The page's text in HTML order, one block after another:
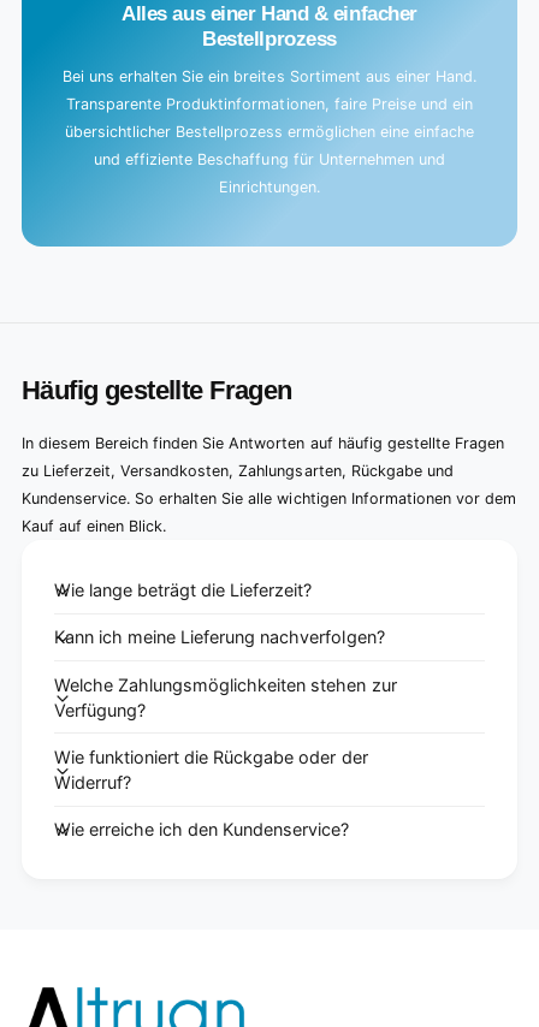
Alles aus einer Hand & einfacher
Bestellprozess
Bei uns erhalten Sie ein breites Sortiment aus einer Hand.
Transparente Produktinformationen, faire Preise und ein
übersichtlicher Bestellprozess ermöglichen eine einfache
und effiziente Beschaffung für Unternehmen und
Einrichtungen.
Häufig gestellte Fragen
In diesem Bereich finden Sie Antworten auf häufig gestellte Fragen
zu Lieferzeit, Versandkosten, Zahlungsarten, Rückgabe und
Kundenservice. So erhalten Sie alle wichtigen Informationen vor dem
Kauf auf einen Blick.
Wie lange beträgt die Lieferzeit?
Kann ich meine Lieferung nachverfolgen?
Welche Zahlungsmöglichkeiten stehen zur
Verfügung?
Wie funktioniert die Rückgabe oder der
Widerruf?
Wie erreiche ich den Kundenservice?